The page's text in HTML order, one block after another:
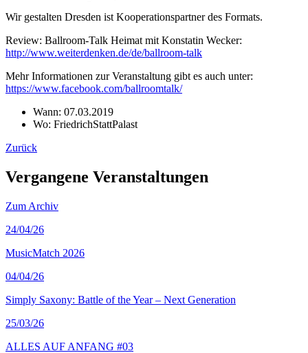
Wir gestalten Dresden ist Kooperationspartner des Formats.
Review: Ballroom-Talk Heimat mit Konstatin Wecker:
http://www.weiterdenken.de/de/ballroom-talk
Mehr Informationen zur Veranstaltung gibt es auch unter:
https://www.facebook.com/ballroomtalk/
Wann: 07.03.2019
Wo: FriedrichStattPalast
Zurück
Vergangene Veranstaltungen
Zum Archiv
24/04/26
MusicMatch 2026
04/04/26
Simply Saxony: Battle of the Year – Next Generation
25/03/26
ALLES AUF ANFANG #03